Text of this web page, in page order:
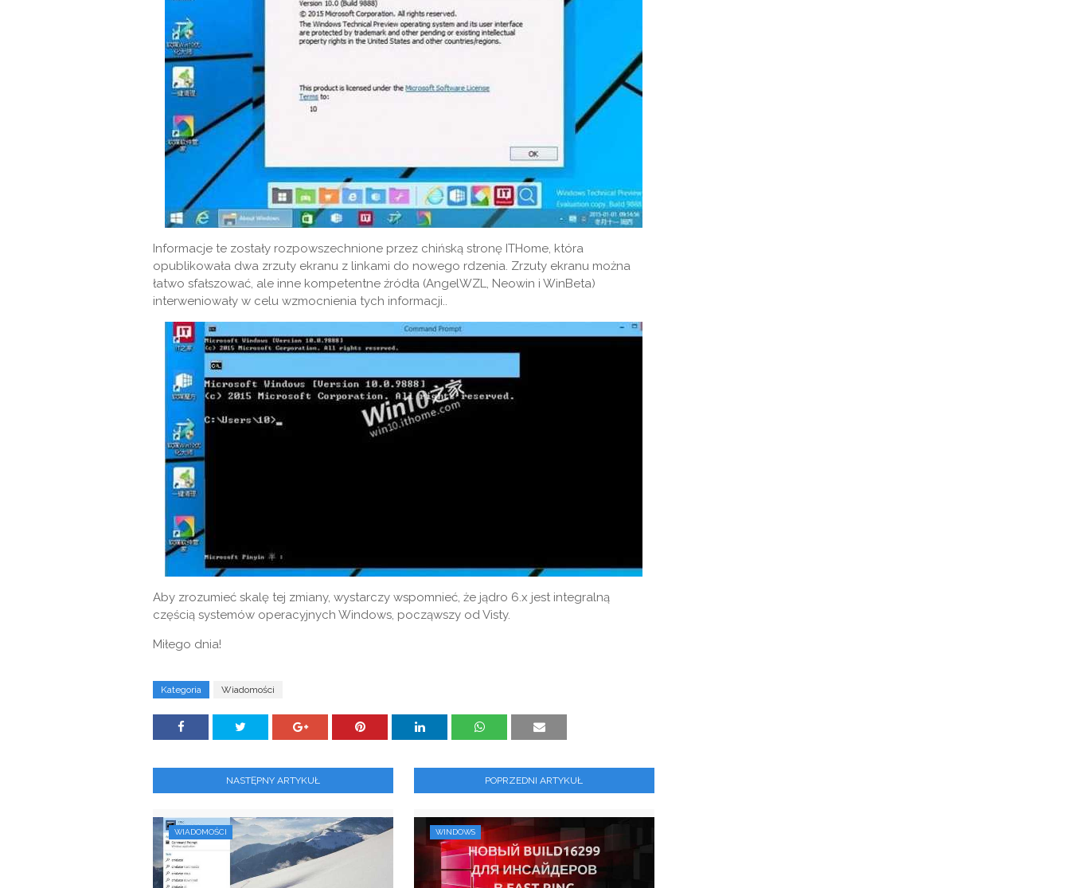
Informacje te zostały rozpowszechnione przez chińską stronę ITHome, która
opublikowała dwa zrzuty ekranu z linkami do nowego rdzenia. Zrzuty ekranu można
łatwo sfałszować, ale inne kompetentne źródła (AngelWZL, Neowin i WinBeta)
interweniowały w celu wzmocnienia tych informacji..
Aby zrozumieć skalę tej zmiany, wystarczy wspomnieć, że jądro 6.x jest integralną
częścią systemów operacyjnych Windows, począwszy od Visty.
Miłego dnia!
Kategoria Wiadomości
NASTĘPNY ARTYKUŁ
WIADOMOŚCI
POPRZEDNI ARTYKUŁ
WINDOWS